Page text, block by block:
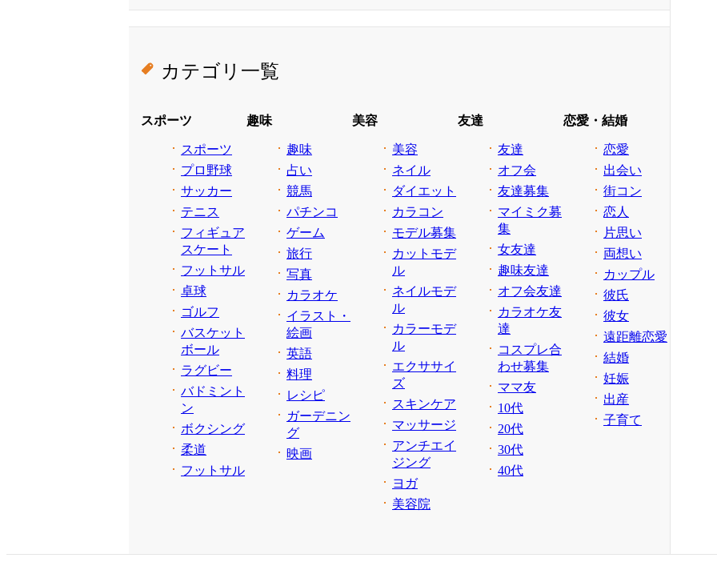
カテゴリ一覧
スポーツ
スポーツ
プロ野球
サッカー
テニス
フィギュア
スケート
フットサル
卓球
ゴルフ
バスケット
ボール
ラグビー
バドミント
ン
ボクシング
柔道
フットサル
趣味
趣味
占い
競馬
パチンコ
ゲーム
旅行
写真
カラオケ
イラスト・
絵画
英語
料理
レシピ
ガーデニン
グ
映画
美容
美容
ネイル
ダイエット
カラコン
モデル募集
カットモデ
ル
ネイルモデ
ル
カラーモデ
ル
エクササイ
ズ
スキンケア
マッサージ
アンチエイ
ジング
ヨガ
美容院
友達
友達
オフ会
友達募集
マイミク募
集
女友達
趣味友達
オフ会友達
カラオケ友
達
コスプレ合
わせ募集
ママ友
10代
20代
30代
40代
恋愛・結婚
恋愛
出会い
街コン
恋人
片思い
両想い
カップル
彼氏
彼女
遠距離恋愛
結婚
妊娠
出産
子育て